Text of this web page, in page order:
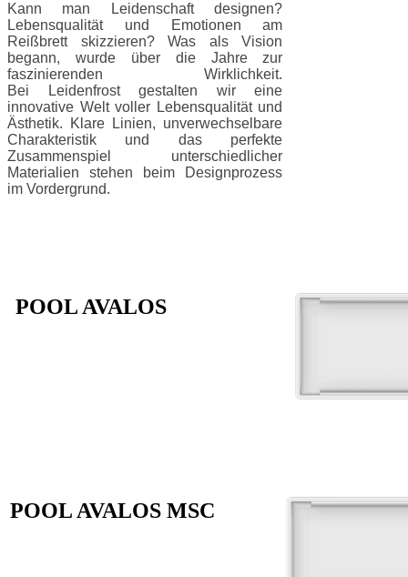
Kann man Leidenschaft designen?
Lebensqualität und Emotionen am
Reißbrett skizzieren? Was als Vision
begann, wurde über die Jahre zur
faszinierenden Wirklichkeit.
Bei Leidenfrost gestalten wir eine
innovative Welt voller Lebensqualität und
Ästhetik. Klare Linien, unverwechselbare
Charakteristik und das perfekte
Zusammenspiel unterschiedlicher
Materialien stehen beim Designprozess
im Vordergrund.
POOL AVALOS
POOL AVALOS MSC